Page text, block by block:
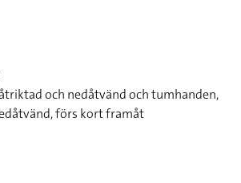
och nedåtvänd och tumhanden,
förs kort framåt